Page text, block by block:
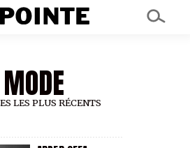
MODE
LES PLUS RÉCENTS